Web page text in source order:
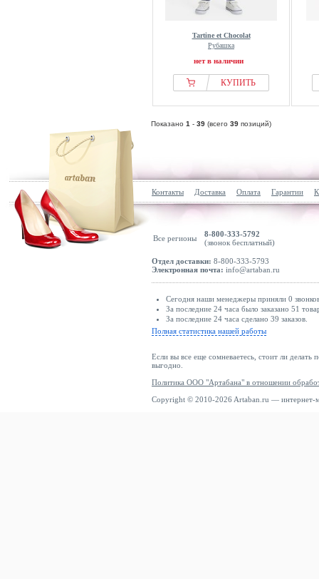
Tartine et Chocolat
Рубашка
нет в наличии
КУПИТЬ
Показано 1 - 39 (всего 39 позиций)
Контакты Доставка Оплата Гарантии
Все регионы
8-800-333-5792
(звонок бесплатный)
Отдел доставки: 8-800-333-5793
Электронная почта: info@artaban.ru
Сегодня наши менеджеры приняли 0
За последние 24 часа было заказано 51
За последние 24 часа сделано 39 заказов.
Полная статистика нашей работы
Если вы все еще сомневаетесь, стоит ли делать
выгодно.
Политика ООО "Артабана" в отношении
Copyright © 2010-2026 Artaban.ru — интернет-